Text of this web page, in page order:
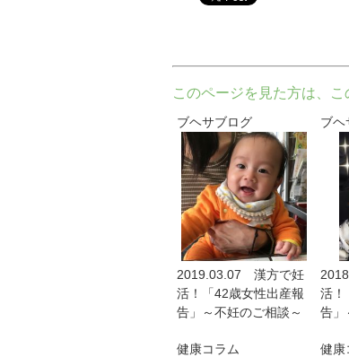
このページを見た方は、
ブヘサブログ
2019.03.07 漢方で妊
活！「42歳女性出産報
告」～不妊のご相談～
ブヘ
活！
告」
健康コラム 健康